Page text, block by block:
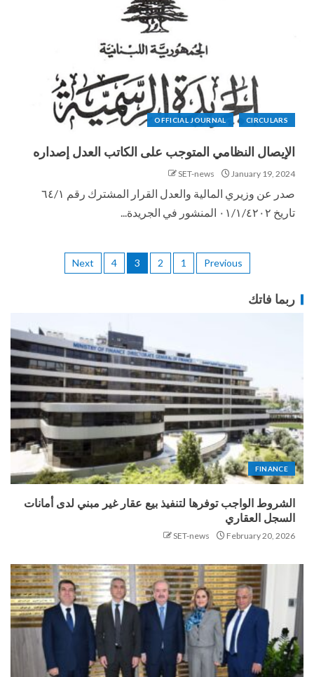
CIRCULARS
OFFICIAL JOURNAL
الإيصال النظامي المتوجب على الكاتب العدل إصداره
January 19, 2024
SET-news
صدر عن وزيري المالية والعدل القرار المشترك رقم ٦٤/١
تاريخ ٠١/١/٤٢٠٢ المنشور في الجريدة...
Previous
1
2
3
4
Next
ربما فاتك
FINANCE
الشروط الواجب توفرها لتنفيذ بيع عقار غير مبني لدى أمانات
السجل العقاري
February 20, 2026
SET-news